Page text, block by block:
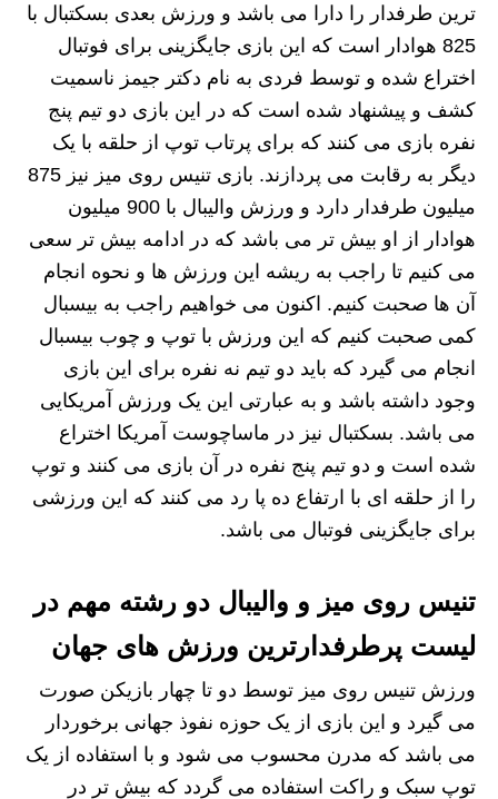
ترین طرفدار را دارا می باشد و ورزش بعدی بسکتبال با
825 هوادار است که این بازی جایگزینی برای فوتبال
اختراع شده و توسط فردی به نام دکتر جیمز ناسمیت
کشف و پیشنهاد شده است که در این بازی دو تیم پنج
نفره بازی می کنند که برای پرتاب توپ از حلقه با یک
دیگر به رقابت می پردازند. بازی تنیس روی میز نیز 875
میلیون طرفدار دارد و ورزش والیبال با 900 میلیون
هوادار از او بیش تر می باشد که در ادامه بیش تر سعی
می کنیم تا راجب به ریشه این ورزش ها و نحوه انجام
آن ها صحبت کنیم. اکنون می خواهیم راجب به بیسبال
کمی صحبت کنیم که این ورزش با توپ و چوب بیسبال
انجام می گیرد که باید دو تیم نه نفره برای این بازی
وجود داشته باشد و به عبارتی این یک ورزش آمریکایی
می باشد. بسکتبال نیز در ماساچوست آمریکا اختراع
شده است و دو تیم پنج نفره در آن بازی می کنند و توپ
را از حلقه ای با ارتفاع ده پا رد می کنند که این ورزشی
برای جایگزینی فوتبال می باشد.
تنیس روی میز و والیبال دو رشته مهم در
لیست پرطرفدارترین ورزش های جهان
ورزش تنیس روی میز توسط دو تا چهار بازیکن صورت
می گیرد و این بازی از یک حوزه نفوذ جهانی برخوردار
می باشد که مدرن محسوب می شود و با استفاده از یک
توپ سبک و راکت استفاده می گردد که بیش تر در